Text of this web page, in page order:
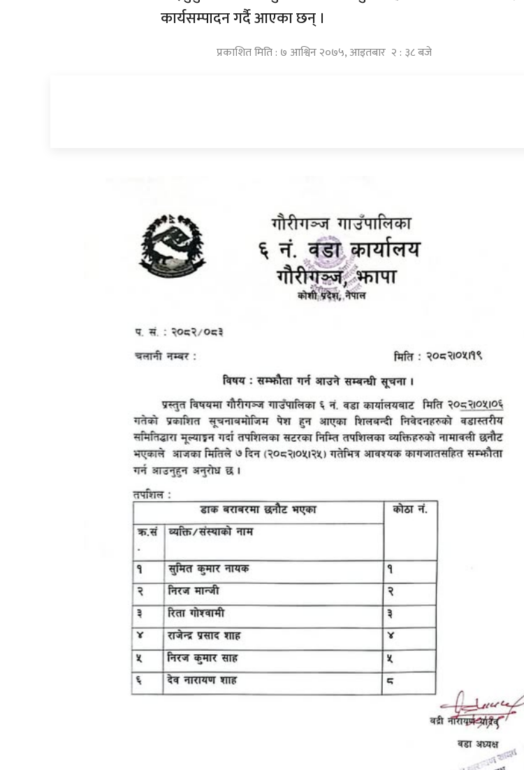
कार्यसम्पादन गर्दै आएका छन् ।
प्रकाशित मिति : ७ आश्विन २०७५, आइतबार २ : ३८ बजे